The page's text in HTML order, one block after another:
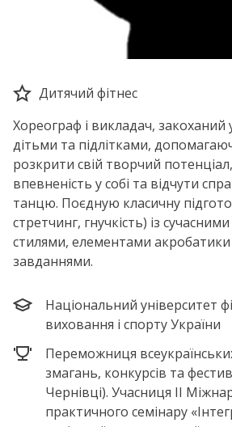
Дитячий фітнес
Хореограф і викладач,
дітьми та підлітками,
розкрити свій творчий
впевненість у собі та відчути
танцю. Поєдную класичну
стретчинг, гнучкість) із
стилями, елементами акробатики
завданнями.
Національний університет
виховання і спорту України
Переможниця
змагань, конкурсів та
Чернівці). Учасниця ІІ
практичного семінару